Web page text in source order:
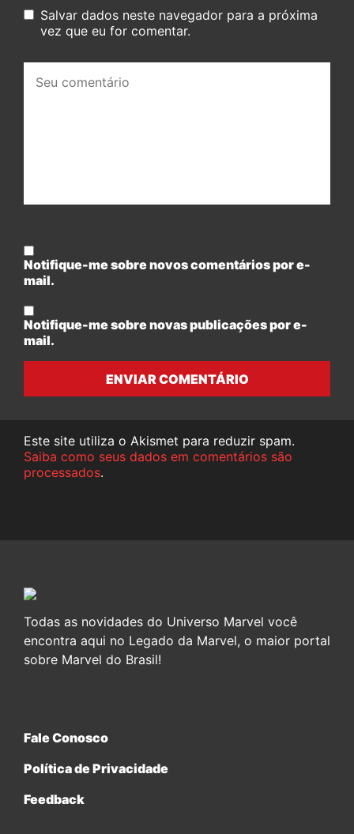
Salvar dados neste navegador para a próxima
vez que eu for comentar.
comentário:
Notifique-me sobre novos comentários por e-
mail.
Notifique-me sobre novas publicações por e-
mail.
ENVIAR COMENTÁRIO
Este site utiliza o Akismet para reduzir spam.
Saiba como seus dados em comentários são
processados.
Todas as novidades do Universo Marvel você
encontra aqui no Legado da Marvel, o maior portal
sobre Marvel do Brasil!
Fale Conosco
Política de Privacidade
Feedback